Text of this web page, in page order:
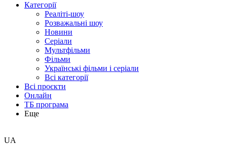
Категорії
Реаліті-шоу
Розважальні шоу
Новини
Серіали
Мультфільми
Фільми
Українські фільми і серіали
Всі категорії
Всі проєкти
Онлайн
ТБ програма
Еще
UA